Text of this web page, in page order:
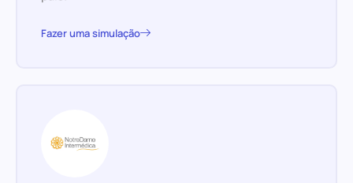
Fazer uma simulação